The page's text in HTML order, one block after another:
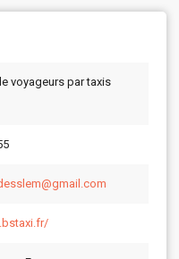
voyageurs par taxis